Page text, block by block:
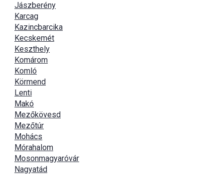
Jászberény
Karcag
Kazincbarcika
Kecskemét
Keszthely
Komárom
Komló
Körmend
Lenti
Makó
Mezőkövesd
Mezőtúr
Mohács
Mórahalom
Mosonmagyaróvár
Nagyatád